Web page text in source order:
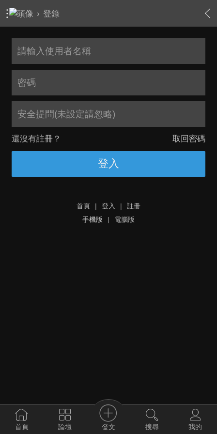
› 登錄
安全提問(未設定請忽略)
還沒有註冊？ 取回密碼
登入
首頁 | 登入 |
註冊
手機版
| 電腦版
首頁 論壇 發文 搜尋 我的